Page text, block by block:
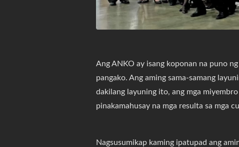
Ang ANKO ay isang koponan na puno
pangako. Ang aming sama-samang
dakilang layuning ito, ang mga
pinakamahusay na mga resulta sa mga
Nagsusumikap kaming ipatupad ang